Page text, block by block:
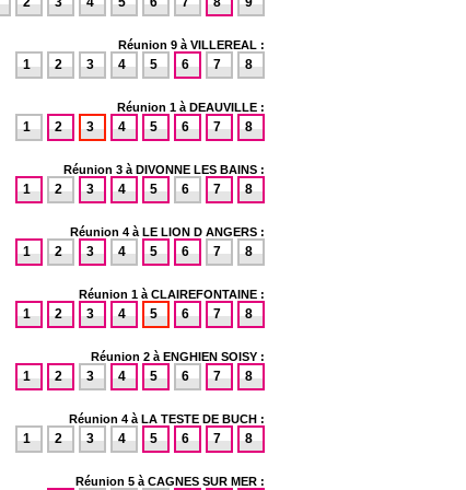
Réunion 9 à VILLEREAL :
8
7
6
5
4
3
2
1
Réunion 1 à DEAUVILLE :
8
7
6
5
4
3
2
1
Réunion 3 à DIVONNE LES BAINS :
8
7
6
5
4
3
2
1
Réunion 4 à LE LION D ANGERS :
8
7
6
5
4
3
2
1
Réunion 1 à CLAIREFONTAINE :
8
7
6
5
4
3
2
1
Réunion 2 à ENGHIEN SOISY :
8
7
6
5
4
3
2
1
Réunion 4 à LA TESTE DE BUCH :
8
7
6
5
4
3
2
1
Réunion 5 à CAGNES SUR MER :